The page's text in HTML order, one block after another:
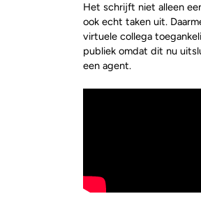
Het schrijft niet alleen
ook echt taken uit.
virtuele collega
publiek omdat dit nu
een agent.